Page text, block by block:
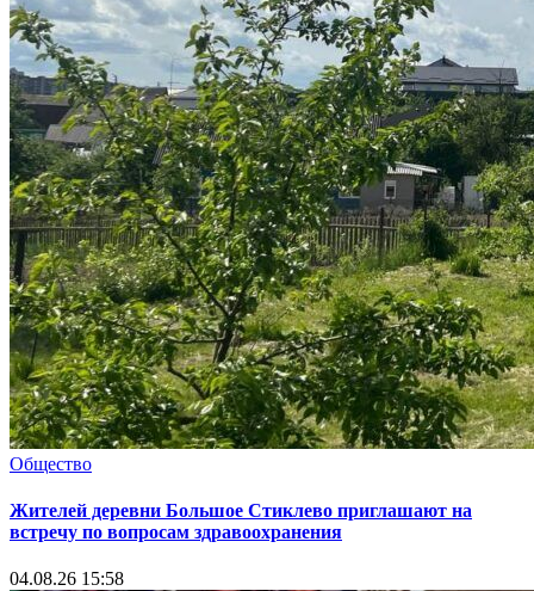
Общество
Жителей деревни Большое Стиклево приглашают на
встречу по вопросам здравоохранения
04.08.26 15:58